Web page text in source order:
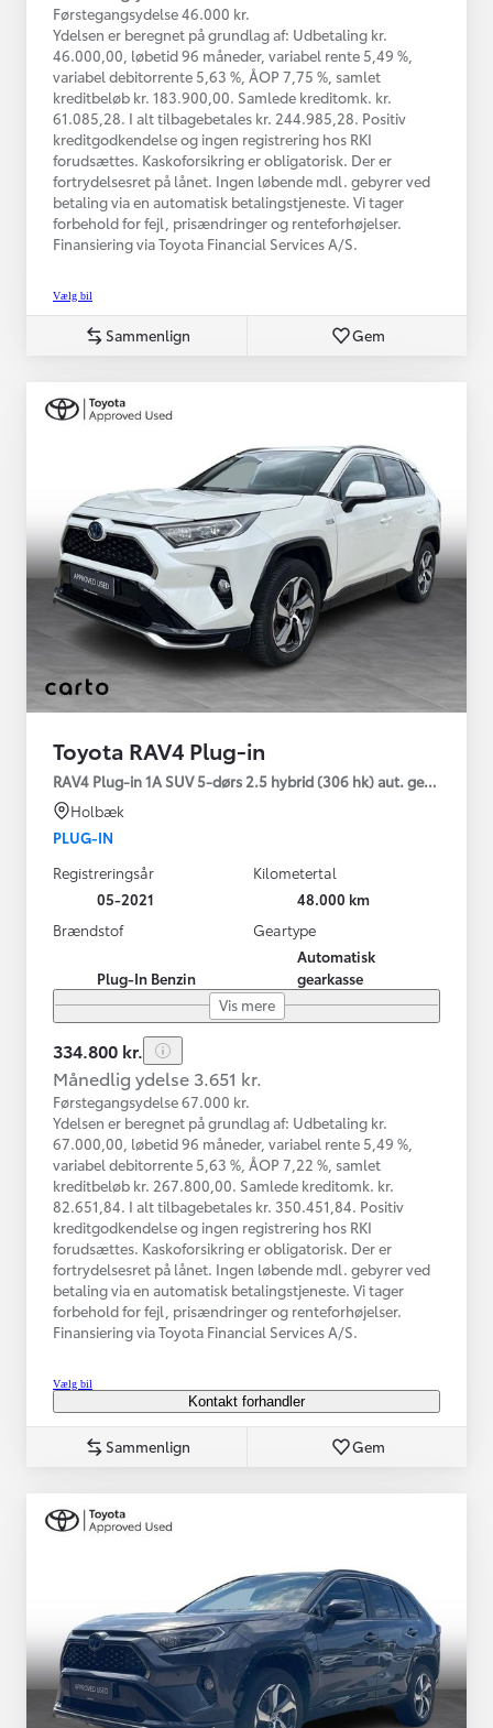
Førstegangsydelse 46.000 kr.
Ydelsen er beregnet på grundlag af: Udbetaling kr.
46.000,00, løbetid 96 måneder, variabel rente 5,49 %,
variabel debitorrente 5,63 %, ÅOP 7,75 %, samlet
kreditbeløb kr. 183.900,00. Samlede kreditomk. kr.
61.085,28. I alt tilbagebetales kr. 244.985,28. Positiv
kreditgodkendelse og ingen registrering hos RKI
forudsættes. Kaskoforsikring er obligatorisk. Der er
fortrydelsesret på lånet. Ingen løbende mdl. gebyrer ved
betaling via en automatisk betalingstjeneste. Vi tager
forbehold for fejl, prisændringer og renteforhøjelser.
Finansiering via Toyota Financial Services A/S.
Vælg bil
Sammenlign Gem
Toyota RAV4 Plug-in
RAV4 Plug-in 1A SUV 5-dørs 2.5 hybrid (306 hk) aut. gear AWD-i
Holbæk
PLUG-IN
Registreringsår
05-2021
Kilometertal
48.000 km
Brændstof
Plug-In Benzin
Geartype
Automatisk
gearkasse
Vis mere
334.800 kr.
Månedlig ydelse 3.651 kr.
Førstegangsydelse 67.000 kr.
Ydelsen er beregnet på grundlag af: Udbetaling kr.
67.000,00, løbetid 96 måneder, variabel rente 5,49 %,
variabel debitorrente 5,63 %, ÅOP 7,22 %, samlet
kreditbeløb kr. 267.800,00. Samlede kreditomk. kr.
82.651,84. I alt tilbagebetales kr. 350.451,84. Positiv
kreditgodkendelse og ingen registrering hos RKI
forudsættes. Kaskoforsikring er obligatorisk. Der er
fortrydelsesret på lånet. Ingen løbende mdl. gebyrer ved
betaling via en automatisk betalingstjeneste. Vi tager
forbehold for fejl, prisændringer og renteforhøjelser.
Finansiering via Toyota Financial Services A/S.
Vælg bil
Kontakt forhandler
Sammenlign Gem